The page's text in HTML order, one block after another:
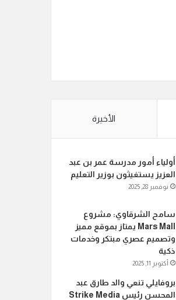
الأخيرة
أولياء أمور مدرسة عمر بن عبد
العزيز يستغيثون بوزير التعليم
نوفمبر 28, 2025
سامح الشرقاوي: مشروع
Mars Mall يمتاز بموقع مميز
وتصميم عصري مبتكر وخدمات
ذكية
أكتوبر 11, 2025
بروفايلي تنعي والد طارق عبد
المحسن رئيس Strike Media